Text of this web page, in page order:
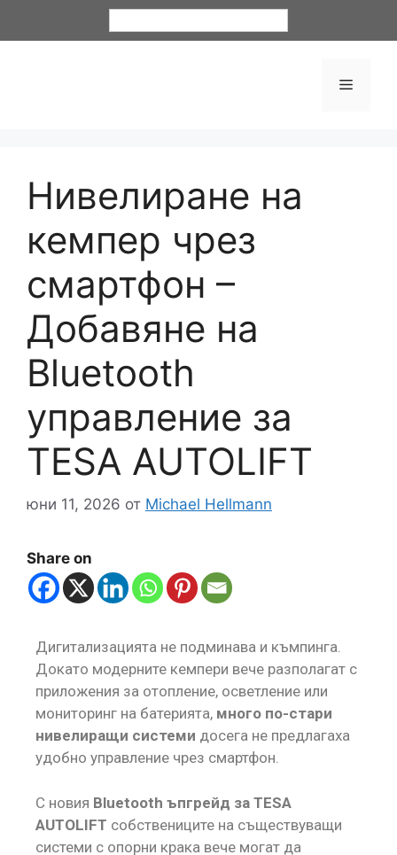
Нивелиране на
кемпер чрез
смартфон –
Добавяне на
Bluetooth
управление за
TESA AUTOLIFT
юни 11, 2026 от Michael Hellmann
Share on
Дигитализацията не подминава и къмпинга.
Докато модерните кемпери вече разполагат с
приложения за отопление, осветление или
мониторинг на батерията, много по-стари
нивелиращи системи досега не предлагаха
удобно управление чрез смартфон.
С новия Bluetooth ъпгрейд за TESA
AUTOLIFT собствениците на съществуващи
системи с опорни крака вече могат да